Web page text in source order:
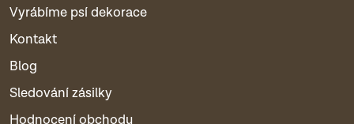
Vyrábíme psí dekorace
Kontakt
Blog
Sledování zásilky
Hodnocení obchodu